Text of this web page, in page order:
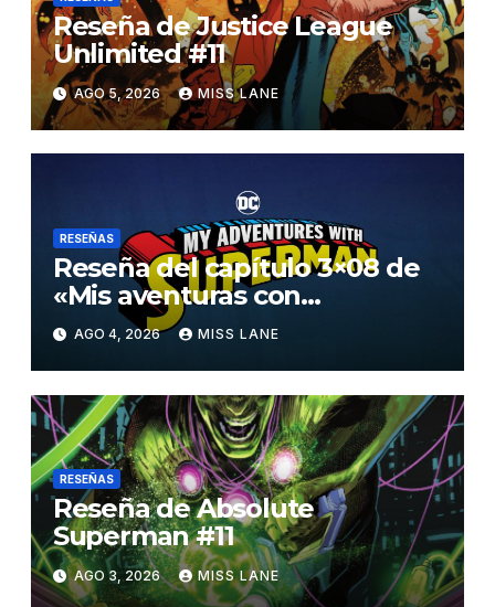
Reseña de Justice League
Unlimited #11
AGO 5, 2026 MISS LANE
RESEÑAS
Reseña del capítulo 3×08 de
«Mis aventuras con
Superman»
AGO 4, 2026 MISS LANE
RESEÑAS
Reseña de Absolute
Superman #11
AGO 3, 2026 MISS LANE